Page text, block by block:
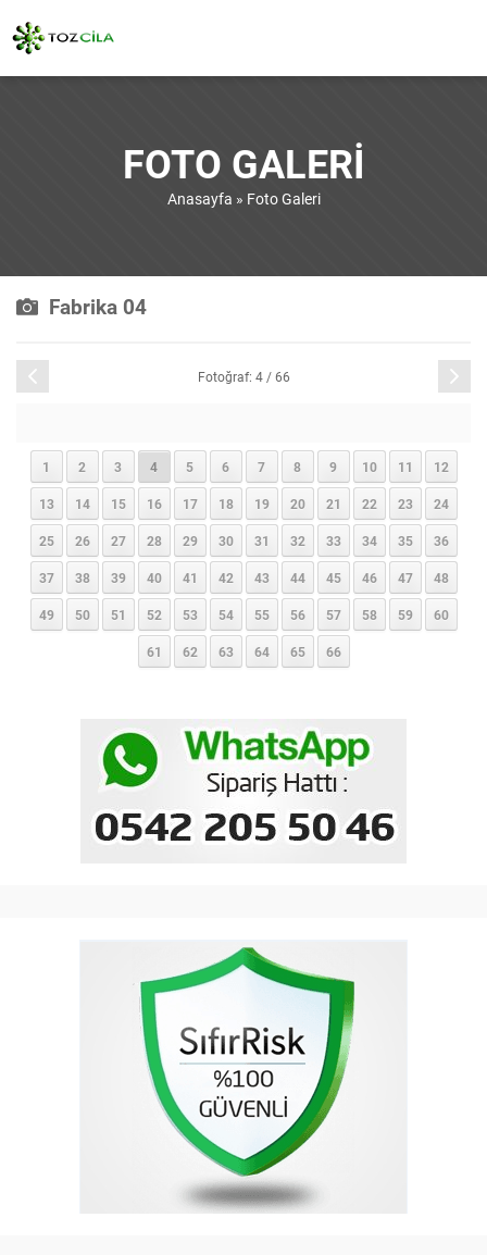
FOTO GALERI
Anasayfa » Foto Galeri
Fabrika 04
Fotoğraf: 4 / 66
1 2 3 4 5 6 7 8 9 10 11 12
13 14 15 16 17 18 19 20 21 22 23 24
25 26 27 28 29 30 31 32 33 34 35 36
37 38 39 40 41 42 43 44 45 46 47 48
49 50 51 52 53 54 55 56 57 58 59 60
61 62 63 64 65 66